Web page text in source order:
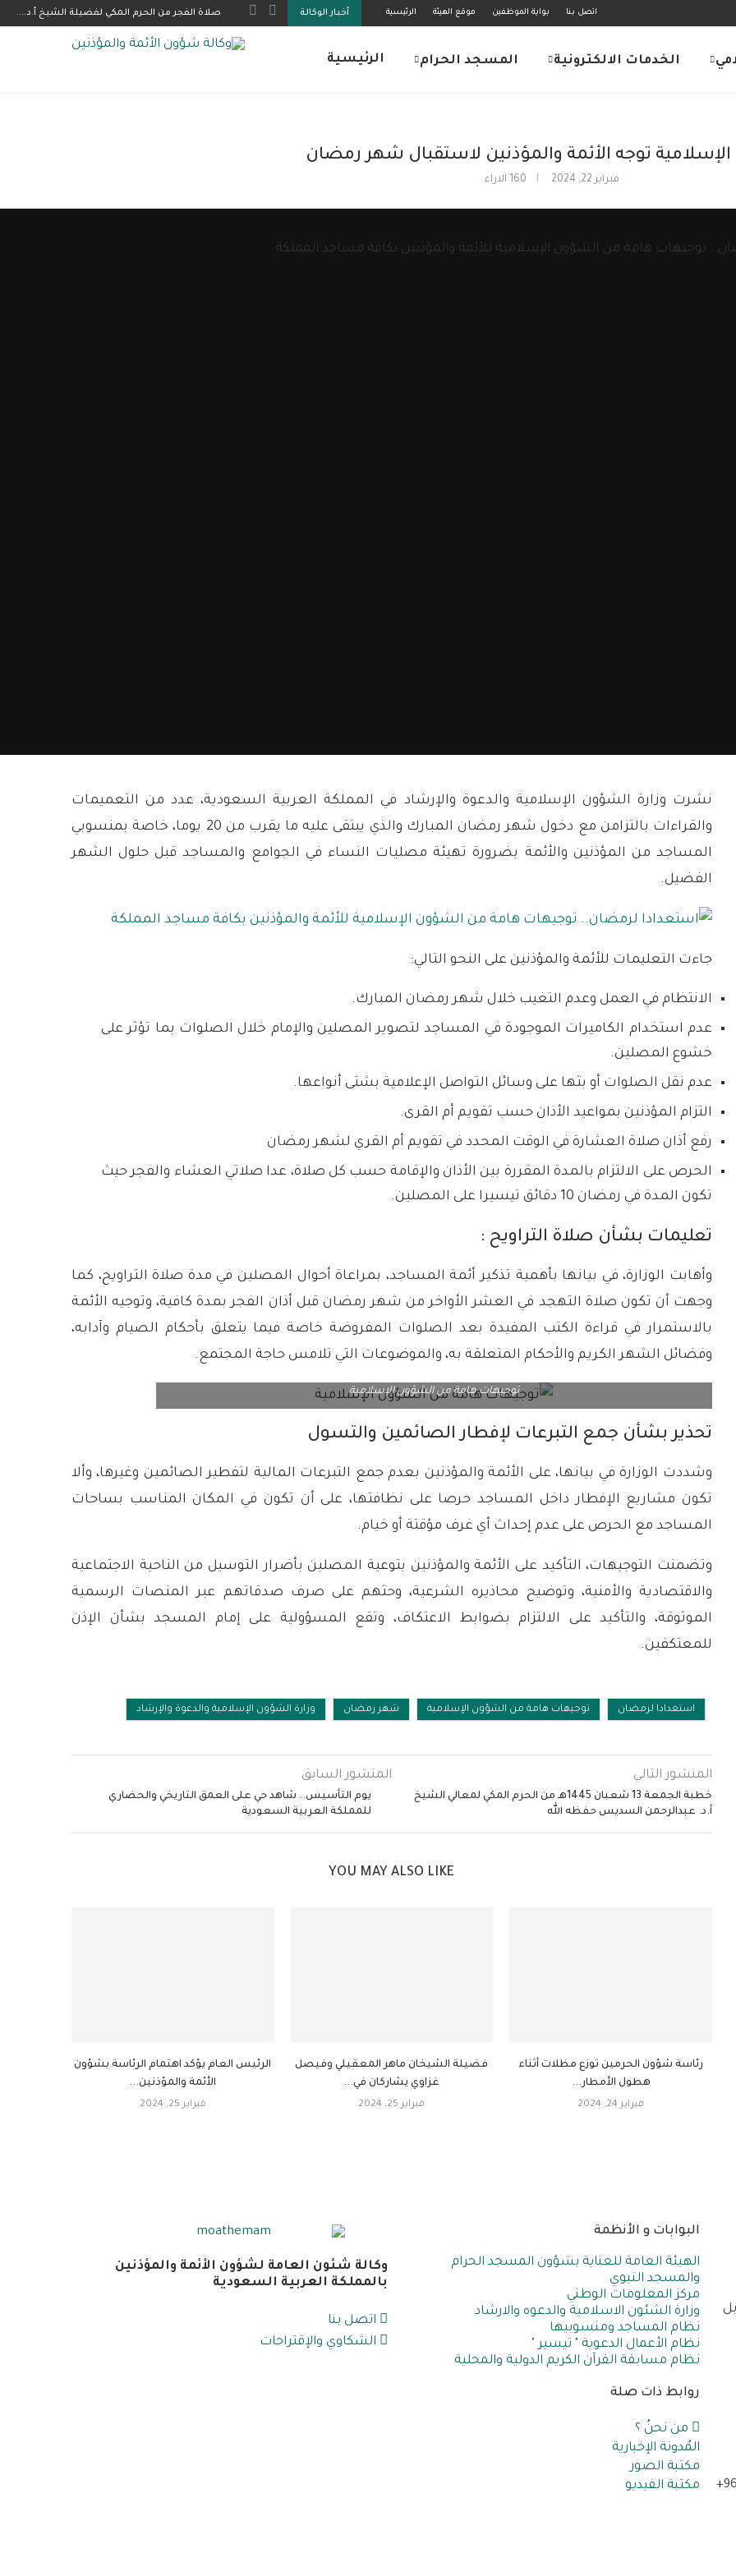
أخبار الوكالة صلاة الفجر من الحرم المكي لفضيلة الشيخ أ.د.... الرئيسية موقع الهيئة بواية الموظفين اتصل بنا
الرئيسية المسجد الحرام الخدمات الالكترونية
توجه الأئمة والمؤذنين لاستقبال شهر رمضان
فبراير 22, 2024 160 الاراء
نشرت وزارة الشؤون الإسلامية والدعوة والإرشاد في المملكة العربية السعودية، عدد من التعميمات
والقراءات بالتزامن مع دخول شهر رمضان المبارك والذي يبتقى عليه ما يقرب من 20 يوما، خاصة بمنسوبي
المساجد من المؤذنين والأئمة بضرورة تهيئة مصليات النساء في الجوامع والمساجد قبل حلول الشهر
الفضيل.
جاءت التعليمات للأئمة والمؤذنين على النحو التالي:
الانتظام في العمل وعدم التغيب خلال شهر رمضان المبارك.
عدم استخدام الكاميرات الموجودة في المساجد لتصوير المصلين والإمام خلال الصلوات بما تؤثر على
خشوع المصلين.
عدم نقل الصلوات أو بثها على وسائل التواصل الإعلامية بشتى أنواعها.
التزام المؤذنين بمواعيد الأذان حسب تقويم أم القرى.
رفع أذان صلاة العشارة في الوقت المحدد في تقويم أم القري لشهر رمضان
الحرص على الالتزام بالمدة المقررة بين الأذان والإقامة حسب كل صلاة، عدا صلاتي العشاء والفجر حيث
تكون المدة في رمضان 10 دقائق تيسيرا على المصلين.
تعليمات بشأن صلاة التراويح :
وأهابت الوزارة، في بيانها بأهمية تذكير أئمة المساجد، بمراعاة أحوال المصلين في مدة صلاة التراويح، كما
وجهت أن تكون صلاة التهجد في العشر الأواخر من شهر رمضان قبل أذان الفجر بمدة كافية، وتوجيه الأئمة
بالاستمرار في قراءة الكتب المفيدة بعد الصلوات المفروضة خاصة فيما يتعلق بأحكام الصيام وآدابه،
وفضائل الشهر الكريم والأحكام المتعلقة به، والموضوعات التي تلامس حاجة المجتمع.
توجيهات هامة من الشؤون الإسلامية
تحذير بشأن جمع التبرعات لإفطار الصائمين والتسول
وشددت الوزارة في بيانها، على الأئمة والمؤذنين بعدم جمع التبرعات المالية لتفطير الصائمين وغيرها، وألا
تكون مشاريع الإفطار داخل المساجد حرصا على نظافتها، على أن تكون في المكان المناسب بساحات
المساجد مع الحرص على عدم إحداث أي غرف مؤقتة أو خيام.
وتضمنت التوجيهات، التأكيد على الأئمة والمؤذنين بتوعية المصلين بأضرار التوسيل من الناحية الاجتماعية
والاقتصادية والأمنية، وتوضيح محاذيره الشرعية، وحثهم على صرف صدقاتهم عبر المنصات الرسمية
الموثوقة، والتأكيد على الالتزام بضوابط الاعتكاف، وتقع المسؤولية على إمام المسجد بشأن الإذن
للمعتكفين.
استعدادا لرمضان توجيهات هامة من الشؤون الإسلامية شهر رمضان وزارة الشؤون الإسلامية والدعوة والإرشاد
المنشور السابق
يوم التأسيس.. شاهد حي على العمق التاريخي والحضاري
للمملكة العربية السعودية
المنشور التالي
خطبة الجمعة 13 شعبان 1445هـ من الحرم المكي لمعالي الشيخ
أ.د. عبدالرحمن السديس حفظه الله
YOU MAY ALSO LIKE
الرئيس العام يؤكد اهتمام الرئاسة بشؤون
الأئمة والمؤذنين...
فبراير 25, 2024
فضيلة الشيخان ماهر المعقيلي وفيصل
غزاوي يشاركان في...
فبراير 25, 2024
رئاسة شؤون الحرمين توزع مظلات أثناء
هطول الأمطار...
فبراير 24, 2024
البوابات و الأنظمة
الهيئة العامة للعناية بشؤون المسجد الحرام
والمسجد النبوي
مركز المعلومات الوطني
وزارة الشئون الاسلامية والدعوه والارشاد
نظام المساجد ومنسوبيها
نظام الأعمال الدعوية " تيسير "
نظام مسابقة القرآن الكريم الدولية والمحلية
روابط ذات صلة
من نحنُ ؟
المُدونة الإخبارية
مكتبة الصور
مكتبة الفيديو
وكالة شئون العامة لشؤون الأئمة والمؤذنين
بالمملكة العربية السعودية
اتصل بنا
الشكاوي والإقتراحات